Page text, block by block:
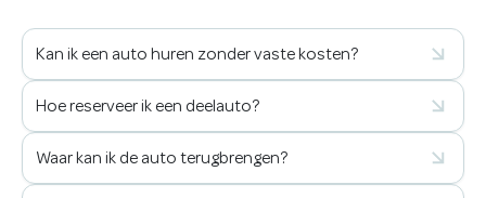
Kan ik een auto huren zonder vaste kosten?
Hoe reserveer ik een deelauto?
Waar kan ik de auto terugbrengen?